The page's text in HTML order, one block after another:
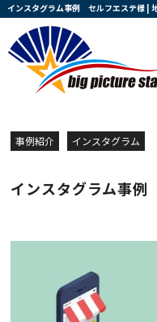
事例紹介 インスタグラム
インスタグラム事